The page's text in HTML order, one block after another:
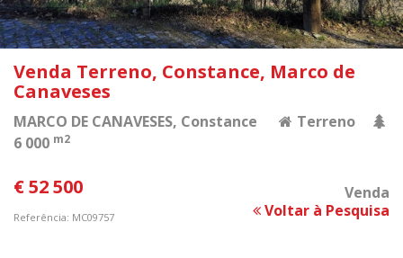
Venda Terreno, Constance, Marco de
Canaveses
MARCO DE CANAVESES, Constance
Terreno
6 000 m2
€ 52 500 Venda
Referência: MC09757 Voltar à Pesquisa